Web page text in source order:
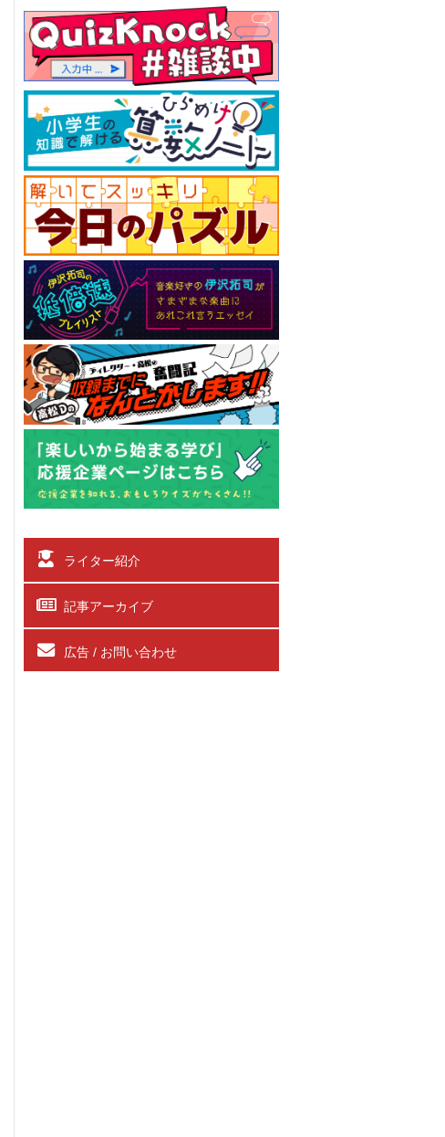
ライター紹介
記事アーカイブ
広告 / お問い合わせ